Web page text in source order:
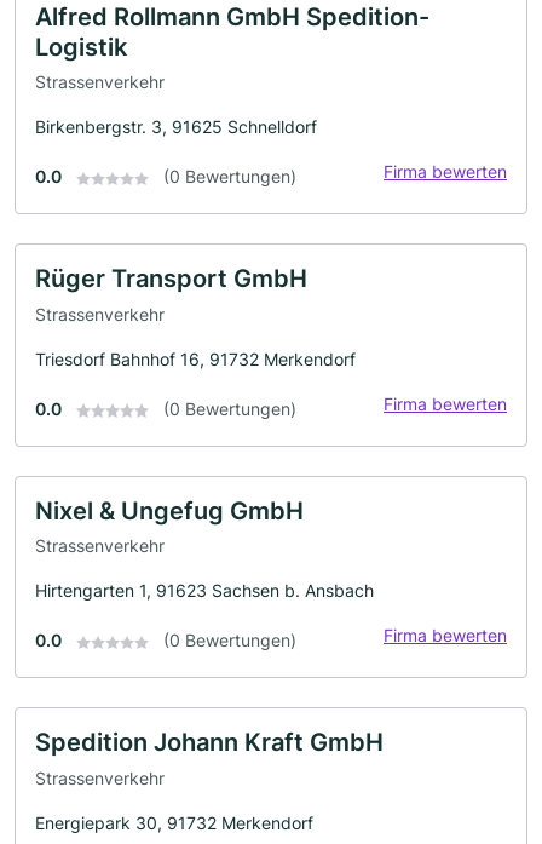
Alfred Rollmann GmbH Spedition-
Logistik
Strassenverkehr
Birkenbergstr. 3, 91625 Schnelldorf
0.0 (0 Bewertungen) Firma bewerten
Rüger Transport GmbH
Strassenverkehr
Triesdorf Bahnhof 16, 91732 Merkendorf
0.0 (0 Bewertungen) Firma bewerten
Nixel & Ungefug GmbH
Strassenverkehr
Hirtengarten 1, 91623 Sachsen b. Ansbach
0.0 (0 Bewertungen) Firma bewerten
Spedition Johann Kraft GmbH
Strassenverkehr
Energiepark 30, 91732 Merkendorf